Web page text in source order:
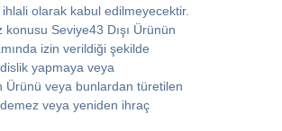
olarak kabul edilmeyecektir.
Seviye43 Dışı Ürünün
izin verildiği şekilde
yapmaya veya
Ürünü veya bunlardan türetilen
veya yeniden ihraç